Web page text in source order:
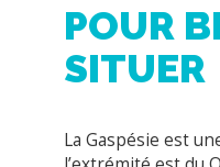
POUR
SITUER
La Gaspésie est